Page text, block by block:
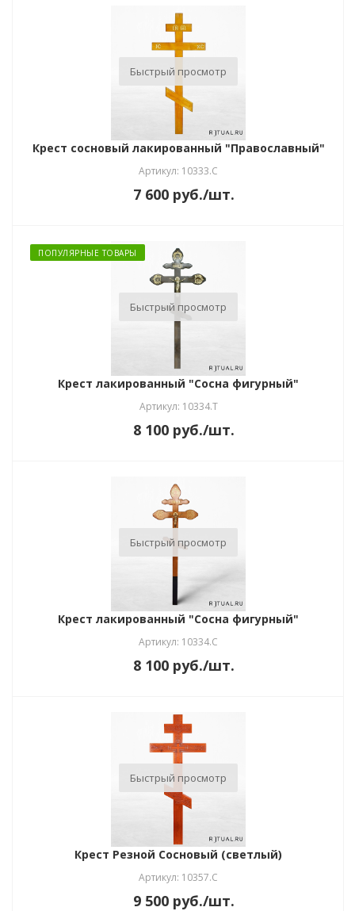
Быстрый просмотр
Крест сосновый лакированный "Православный"
Артикул: 10333.С
7 600 руб./шт.
ПОПУЛЯРНЫЕ ТОВАРЫ
Быстрый просмотр
Крест лакированный "Сосна фигурный"
Артикул: 10334.Т
8 100 руб./шт.
Быстрый просмотр
Крест лакированный "Сосна фигурный"
Артикул: 10334.С
8 100 руб./шт.
Быстрый просмотр
Крест Резной Сосновый (светлый)
Артикул: 10357.С
9 500 руб./шт.